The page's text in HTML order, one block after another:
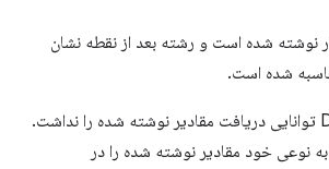
نوشته شده است و رشته بعد از نقطه نشان
شده است.
پیش از این، DevTools توانایی دریافت مقادیر نوشته شده را نداشت.
نوعی خود مقادیر نوشته شده را در